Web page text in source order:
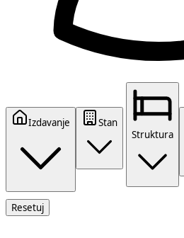
Izdavanje
Stan
Struktura
Resetuj